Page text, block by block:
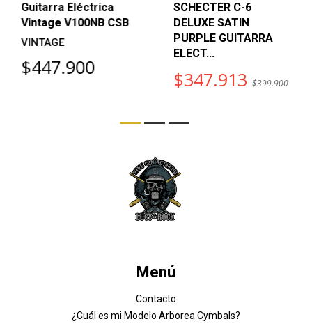
Guitarra Eléctrica
Vintage V100NB CSB
VINTAGE
$447.900
SCHECTER C-6
DELUXE SATIN
PURPLE GUITARRA
ELECT...
$347.913 $399.900
Menú
Contacto
¿Cuál es mi Modelo Arborea Cymbals?